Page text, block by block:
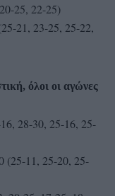
25, 22-25)
21, 23-25, 25-22,
όλοι οι αγώνες
28-30, 25-16, 25-
11, 25-20, 25-